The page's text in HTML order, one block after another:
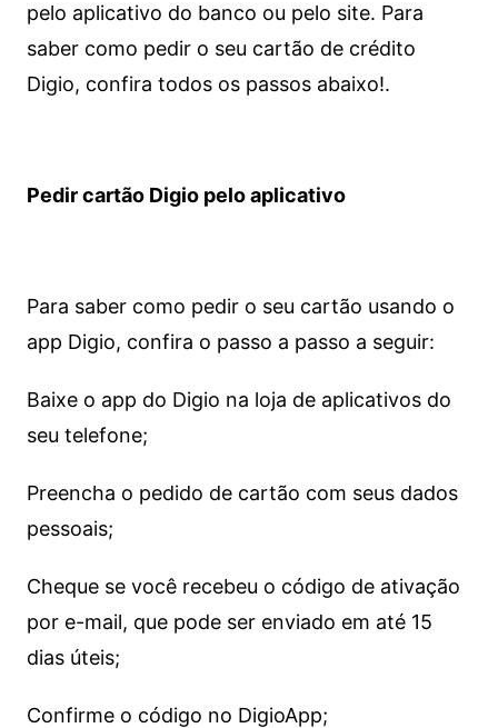
pelo aplicativo do banco ou pelo site. Para
saber como pedir o seu cartão de crédito
Digio, confira todos os passos abaixo!.
Pedir cartão Digio pelo aplicativo
Para saber como pedir o seu cartão usando o
app Digio, confira o passo a passo a seguir:
Baixe o app do Digio na loja de aplicativos do
seu telefone;
Preencha o pedido de cartão com seus dados
pessoais;
Cheque se você recebeu o código de ativação
por e-mail, que pode ser enviado em até 15
dias úteis;
Confirme o código no DigioApp;